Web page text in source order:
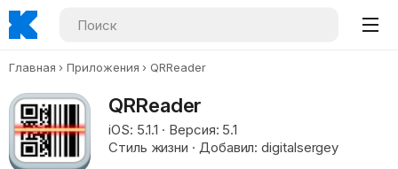
Главная Приложения QRReader
QRReader
iOS: 5.1.1 · Версия: 5.1
Стиль жизни · Добавил: digitalsergey